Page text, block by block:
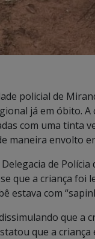
policial de
já em óbito. A
com uma tinta
maneira envolto
de
que a criança foi
estava com
que a
que a criança